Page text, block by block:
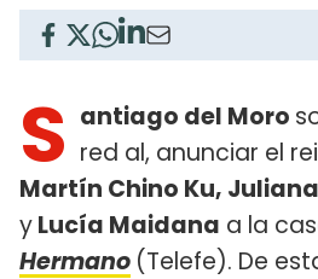
S antiago del Moro
red al, anunciar el
Martín Chino Ku,
yLucía Maidana a la
Hermano (Telefe). De